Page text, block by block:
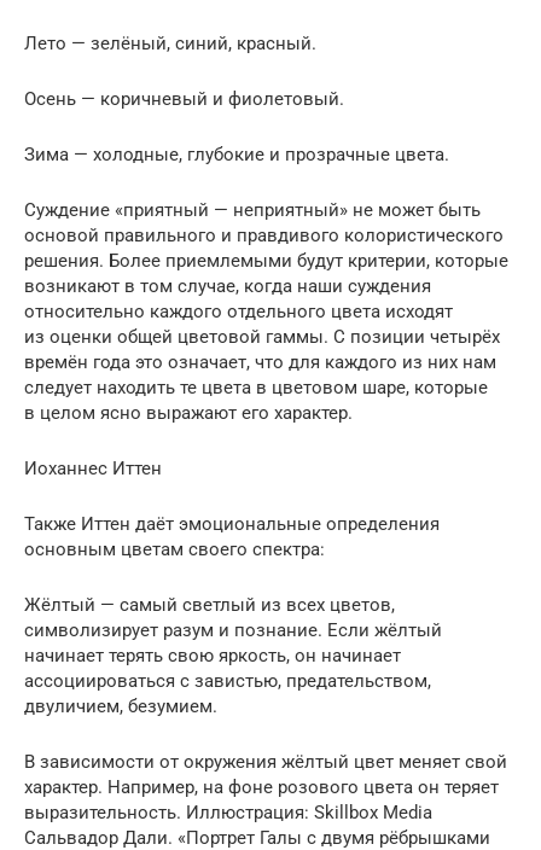
Лето — зелёный, синий, красный.
Осень — коричневый и фиолетовый.
Зима — холодные, глубокие и прозрачные цвета.
Суждение «приятный — неприятный» не может быть
основой правильного и правдивого колористического
решения. Более приемлемыми будут критерии, которые
возникают в том случае, когда наши суждения
относительно каждого отдельного цвета исходят
из оценки общей цветовой гаммы. С позиции четырёх
времён года это означает, что для каждого из них нам
следует находить те цвета в цветовом шаре, которые
в целом ясно выражают его характер.
Иоханнес Иттен
Также Иттен даёт эмоциональные определения
основным цветам своего спектра:
Жёлтый — самый светлый из всех цветов,
символизирует разум и познание. Если жёлтый
начинает терять свою яркость, он начинает
ассоциироваться с завистью, предательством,
двуличием, безумием.
В зависимости от окружения жёлтый цвет меняет свой
характер. Например, на фоне розового цвета он теряет
выразительность. Иллюстрация: Skillbox Media
Сальвадор Дали. «Портрет Галы с двумя рёбрышками